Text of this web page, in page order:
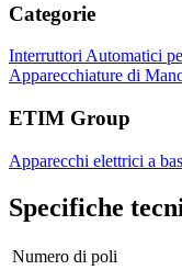
Categorie
Interruttori Automatici
Apparecchiature di
ETIM Group
Apparecchi elettrici a
Specifiche
Numero di poli